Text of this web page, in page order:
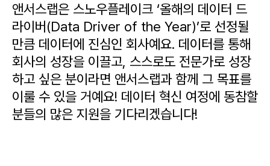
앤서스랩은 스노우플레이크 ‘올해의 데이터 드
라이버(Data Driver of the Year)’로 선정될
만큼 데이터에 진심인 회사예요. 데이터를 통해
회사의 성장을 이끌고, 스스로도 전문가로 성장
하고 싶은 분이라면 앤서스랩과 함께 그 목표를
이룰 수 있을 거예요! 데이터 혁신 여정에 동참할
분들의 많은 지원을 기다리겠습니다!